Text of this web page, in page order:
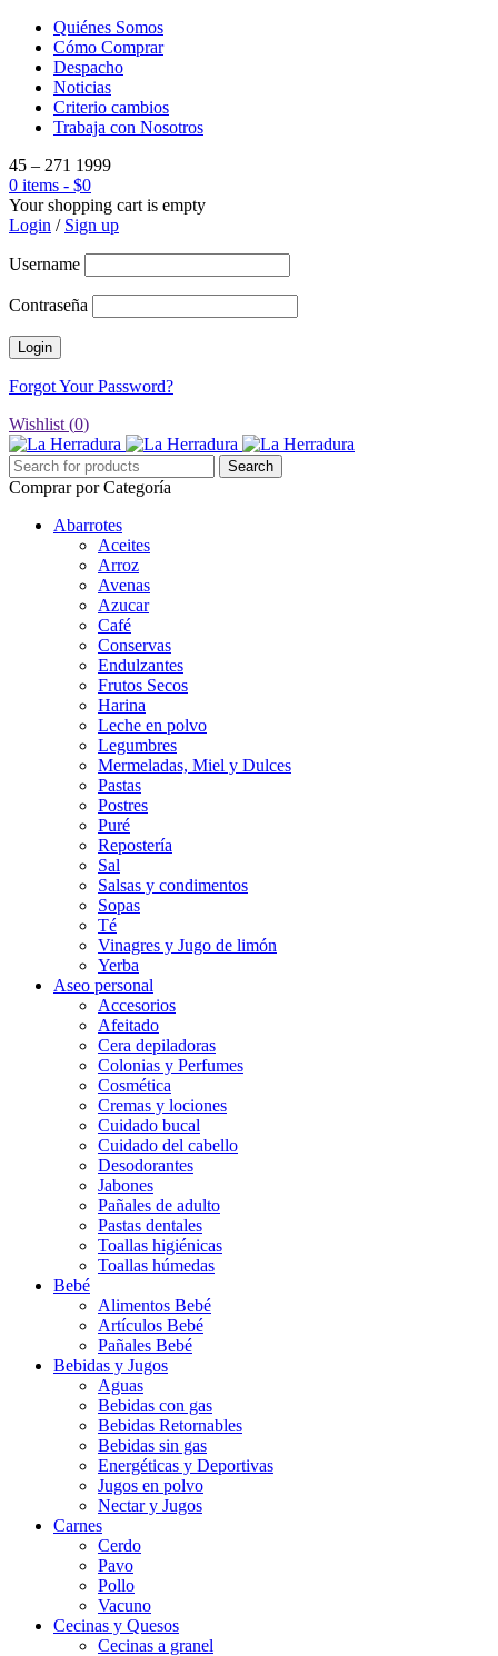
Quiénes Somos
Cómo Comprar
Despacho
Noticias
Criterio cambios
Trabaja con Nosotros
45 – 271 1999
0 items - $0
Your shopping cart is empty
Login / Sign up
Username
Contraseña
Forgot Your Password?
Wishlist (0)
Comprar por Categoría
Abarrotes
Aceites
Arroz
Avenas
Azucar
Café
Conservas
Endulzantes
Frutos Secos
Harina
Leche en polvo
Legumbres
Mermeladas, Miel y Dulces
Pastas
Postres
Puré
Repostería
Sal
Salsas y condimentos
Sopas
Té
Vinagres y Jugo de limón
Yerba
Aseo personal
Accesorios
Afeitado
Cera depiladoras
Colonias y Perfumes
Cosmética
Cremas y lociones
Cuidado bucal
Cuidado del cabello
Desodorantes
Jabones
Pañales de adulto
Pastas dentales
Toallas higiénicas
Toallas húmedas
Bebé
Alimentos Bebé
Artículos Bebé
Pañales Bebé
Bebidas y Jugos
Aguas
Bebidas con gas
Bebidas Retornables
Bebidas sin gas
Energéticas y Deportivas
Jugos en polvo
Nectar y Jugos
Carnes
Cerdo
Pavo
Pollo
Vacuno
Cecinas y Quesos
Cecinas a granel